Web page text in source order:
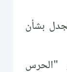
بشأن
"الحرس